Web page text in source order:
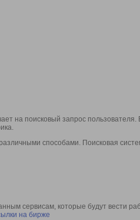
на поисковый запрос
способами. Поисковая
сервисам, которые будут вести
на бирже